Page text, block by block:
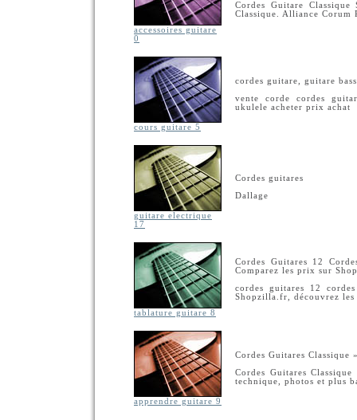
accessoires guitare
0
Cordes Guitare
Classique. Alliance
cours guitare 5
cordes guitare, guitare
vente corde cordes
ukulele acheter prix achat
guitare electrique
17
Cordes guitares
Dallage
tablature guitare 8
Cordes Guitares 12
Comparez les prix sur
cordes guitares 12
Shopzilla.fr, découvrez
apprendre guitare 9
Cordes Guitares
Cordes Guitares
technique, photos et plus